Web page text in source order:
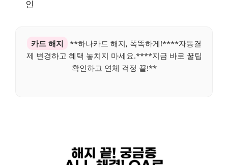
인
카드 해지
**하나카드 해지, 똑똑하게!****자동결
제 변경하고 혜택 놓치지 마세요.****지금 바로 꿀팁
확인하고 연체 걱정 끝!**